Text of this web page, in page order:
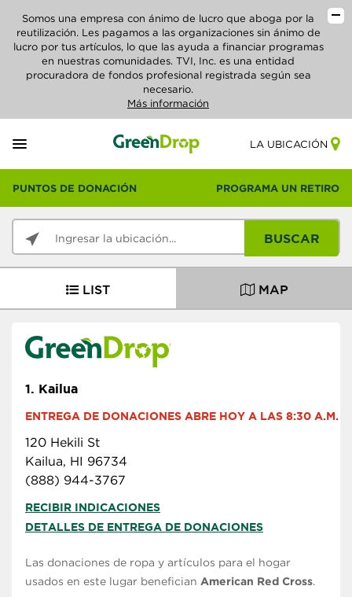
Somos una empresa con ánimo de lucro que aboga por la
reutilización. Les pagamos a las organizaciones sin ánimo de
lucro por tus artículos, lo que las ayuda a financiar programas
en nuestras comunidades. TVI, Inc. es una entidad
procuradora de fondos profesional registrada según sea
necesario.
Más información
LA UBICACIÓN
PUNTOS DE DONACIÓN PROGRAMA UN RETIRO
BUSCAR
LIST MAP
1. Kailua
ENTREGA DE DONACIONES ABRE HOY A LAS 8:30 A.M.
120 Hekili St
Kailua, HI 96734
(888) 944-3767
RECIBIR INDICACIONES
DETALLES DE ENTREGA DE DONACIONES
Las donaciones de ropa y artículos para el hogar
usados en este lugar benefician American Red Cross.